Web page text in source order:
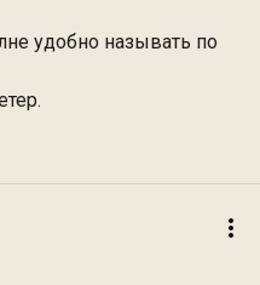
удобно называть по